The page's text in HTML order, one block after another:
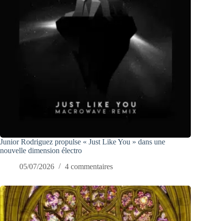
Junior Rodriguez propulse « Just Like You » dans une
nouvelle dimension électro
05/07/2026
4 commentaires